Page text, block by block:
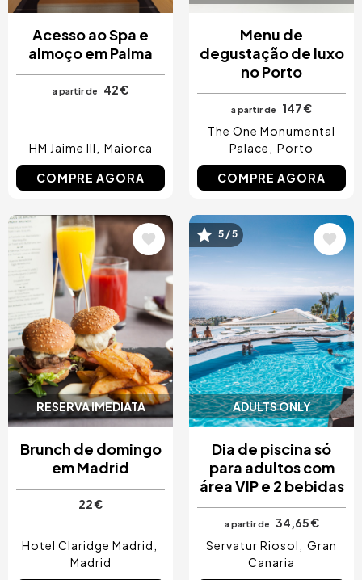
Acesso ao Spa e
almoço em Palma
a partir de 42 €
HM Jaime III Maiorca
COMPRE AGORA
Menu de
degustação de luxo
no Porto
a partir de
147 €
The One Monumental
Palace
Porto
COMPRE AGORA
RESERVA IMEDIATA
Imagem
Brunch de domingo
em Madrid
22 €
Hotel Claridge Madrid
Madrid
ADULTS ONLY
Imagem
5 / 5
Dia de piscina só
para adultos com
área VIP e 2 bebidas
a partir de
34,65 €
Servatur Riosol
Gran
Canaria